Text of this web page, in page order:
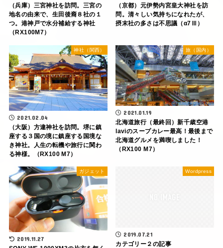
（兵庫）三宮神社を訪問。三宮の
地名の由来で、生田後裔８社の１
つ。港神戸で水分補給する神社
（RX100M7）
（京都）元伊勢内宮皇大神社を訪
問。清々しい気持ちになれたが、
摂末社の多さは不思議（α7Ⅲ）
神社（関西）
2021.02.04
（大阪）方違神社を訪問。堺に鎮
座する３国の境に鎮座する国境な
き神社。人生の転機や旅行に関わ
る神様。（RX100 M7）
旅（国内）
2021.01.19
北海道旅行（最終回）新千歳空港
laviのスープカレー最高！最後まで
北海道グルメを満喫しました！
（RX100 M7）
ガジェット
2019.11.27
Wordpress
2019.07.21
カテゴリー２の記事